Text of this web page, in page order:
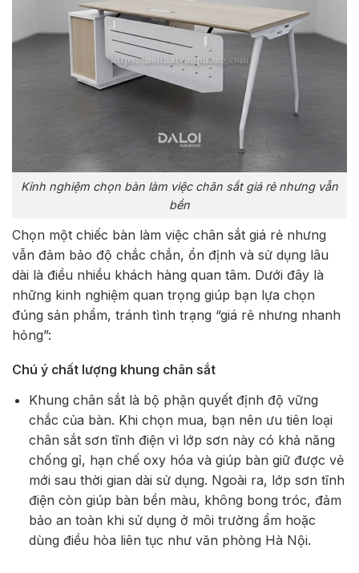
Kinh nghiệm chọn bàn làm việc chân sắt giá rẻ nhưng vẫn
bền
Chọn một chiếc bàn làm việc chân sắt giá rẻ nhưng
vẫn đảm bảo độ chắc chắn, ổn định và sử dụng lâu
dài là điều nhiều khách hàng quan tâm. Dưới đây là
những kinh nghiệm quan trọng giúp bạn lựa chọn
đúng sản phẩm, tránh tình trạng “giá rẻ nhưng nhanh
hỏng”:
Chú ý chất lượng khung chân sắt
Khung chân sắt là bộ phận quyết định độ vững
chắc của bàn. Khi chọn mua, bạn nên ưu tiên loại
chân sắt sơn tĩnh điện vì lớp sơn này có khả năng
chống gỉ, hạn chế oxy hóa và giúp bàn giữ được vẻ
mới sau thời gian dài sử dụng. Ngoài ra, lớp sơn tĩnh
điện còn giúp bàn bền màu, không bong tróc, đảm
bảo an toàn khi sử dụng ở môi trường ẩm hoặc
dùng điều hòa liên tục như văn phòng Hà Nội.